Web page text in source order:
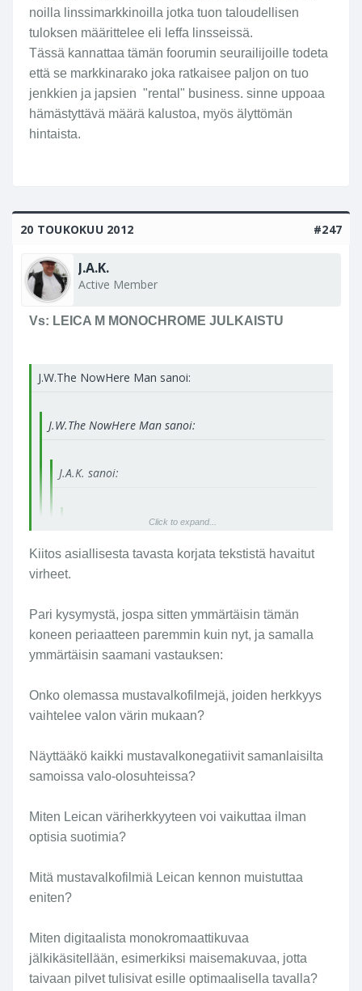
noilla linssimarkkinoilla jotka tuon taloudellisen
tuloksen määrittelee eli leffa linsseissä.
Tässä kannattaa tämän foorumin seurailijoille todeta
että se markkinarako joka ratkaisee paljon on tuo
jenkkien ja japsien "rental" business. sinne uppoaa
hämästyttävä määrä kalustoa, myös älyttömän
hintaista.
20 TOUKOKUU 2012 #247
J.A.K.
Active Member
Vs: LEICA M MONOCHROME JULKAISTU
J.W.The NowHere Man sanoi:
J.W.The NowHere Man sanoi:
J.A.K. sanoi:
Tuo "värillisyys" tuo myös mahdollisuuden
mitä voi muuttaa on herkkyys. Eri filmien
sävymaailma aivan samanlaisessa valossa
poikkeaa toisistaan melkoisesti. Yksi
aallonpituudelle materiaali on herkkä, mille
ei. Nämä ovat jälkikäsittelyssä mahdollista
mustavalkokuvan, jossa on mukana oikeata
suodinvalmistajille.
Click to expand...
Click to expand...
Kiitos asiallisesta tavasta korjata tekstistä havaitut
virheet.
Pari kysymystä, jospa sitten ymmärtäisin tämän
koneen periaatteen paremmin kuin nyt, ja samalla
ymmärtäisin saamani vastauksen:
Onko olemassa mustavalkofilmejä, joiden herkkyys
vaihtelee valon värin mukaan?
Näyttääkö kaikki mustavalkonegatiivit samanlaisilta
samoissa valo-olosuhteissa?
Miten Leican väriherkkyyteen voi vaikuttaa ilman
optisia suotimia?
Mitä mustavalkofilmiä Leican kennon muistuttaa
eniten?
Miten digitaalista monokromaattikuvaa
jälkikäsitellään, esimerkiksi maisemakuvaa, jotta
taivaan pilvet tulisivat esille optimaalisella tavalla?